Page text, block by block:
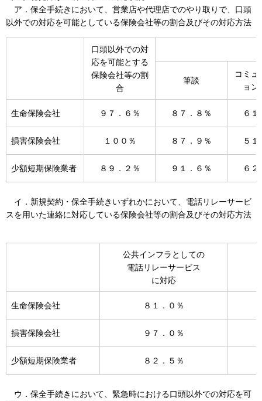
ア．保全手続きにおいて、営業店や代理店でのやり取りで、口頭
以外での対応を可能としている保険会社等の割合及びその対応方法
口頭以外での対
応を可能とする
保険会社等の割
合
筆談
コミュ
ョン
生命保険会社 ９７．６％ ８７．８％ ６１
損害保険会社 １００％ ８７．９％ ５１
少額短期保険業者 ８９．２％ ９１．６％ ６２
イ．新規契約・保全手続きいずれかにおいて、電話リレーサービ
スを用いた連絡に対応している保険会社等の割合及びその対応方法
公共インフラとしての
電話リレーサービス
に対応
生命保険会社 ８１．０％
損害保険会社 ９７．０％
少額短期保険業者 ８２．５％
ウ．保全手続きにおいて、緊急時における口頭以外での対応を可